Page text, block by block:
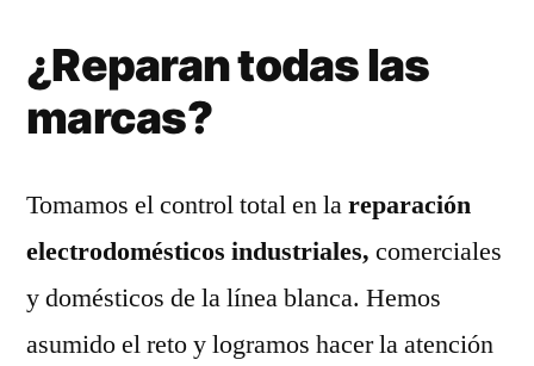
¿Reparan todas las
marcas?
Tomamos el control total en lareparación
electrodomésticos industriales, comerciales
y domésticos de la línea blanca. Hemos
asumido el reto y logramos hacer la atención